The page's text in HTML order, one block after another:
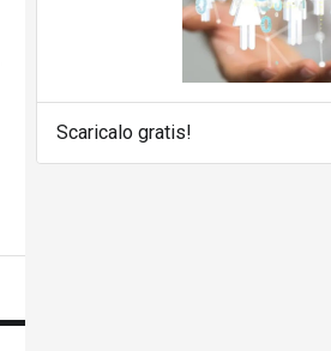
Scaricalo gratis!